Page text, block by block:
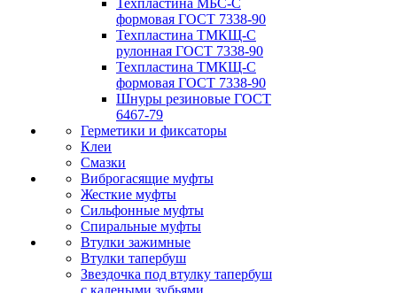
Техпластина МБС-С
формовая ГОСТ 7338-90
Техпластина ТМКЩ-С
рулонная ГОСТ 7338-90
Техпластина ТМКЩ-С
формовая ГОСТ 7338-90
Шнуры резиновые ГОСТ
6467-79
Герметики и фиксаторы
Клеи
Смазки
Виброгасящие муфты
Жесткие муфты
Сильфонные муфты
Спиральные муфты
Втулки зажимные
Втулки тапербуш
Звездочка под втулку тапербуш
c калеными зубьями